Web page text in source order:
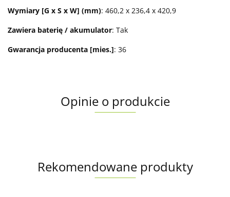
Wymiary [G x S x W] (mm): 460,2 x 236,4 x 420,9
Zawiera baterię / akumulator: Tak
Gwarancja producenta [mies.]: 36
Opinie o produkcie
Rekomendowane produkty